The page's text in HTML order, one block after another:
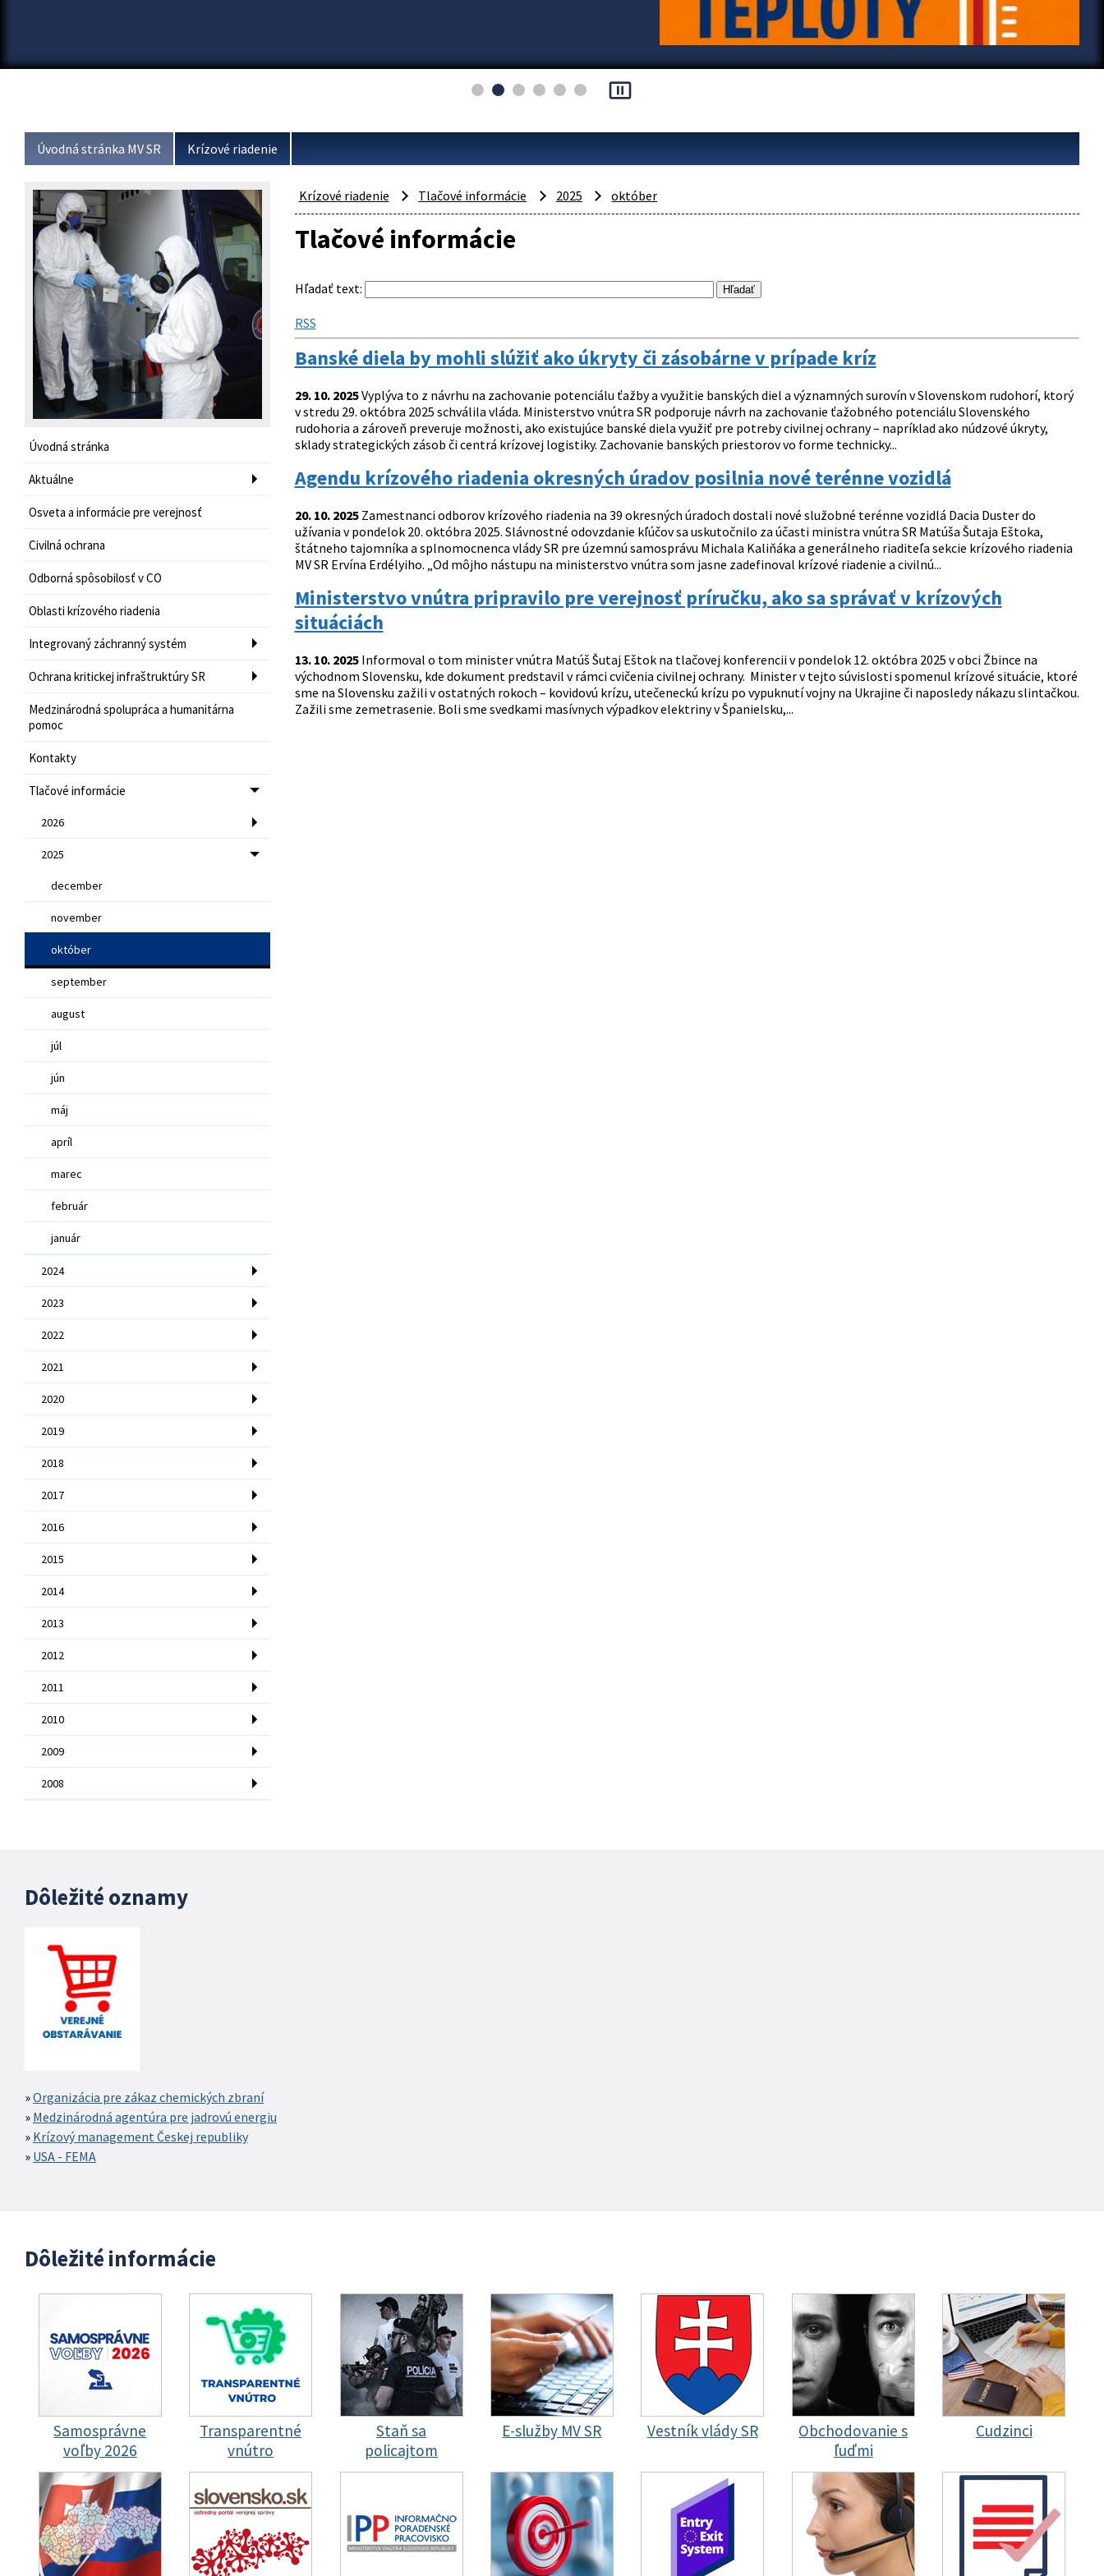
pause_presentation
Úvodná stránka MV SR Krízové riadenie
Úvodná stránka
Aktuálne
Osveta a informácie pre verejnosť
Civilná ochrana
Odborná spôsobilosť v CO
Oblasti krízového riadenia
Integrovaný záchranný systém
Ochrana kritickej infraštruktúry SR
Medzinárodná spolupráca a humanitárna
pomoc
Kontakty
Tlačové informácie
2026
2025
december
november
október
september
august
júl
jún
máj
apríl
marec
február
január
2024
2023
2022
2021
2020
2019
2018
2017
2016
2015
2014
2013
2012
2011
2010
2009
2008
Krízové riadenie Tlačové informácie 2025 október
Tlačové informácie
Hľadať text:
RSS
Banské diela by mohli slúžiť ako úkryty či zásobárne v prípade kríz
29. 10. 2025Vyplýva to z návrhu na zachovanie potenciálu ťažby a využitie banských diel a významných surovín v Slovenskom rudohorí, ktorý
v stredu 29. októbra 2025 schválila vláda. Ministerstvo vnútra SR podporuje návrh na zachovanie ťažobného potenciálu Slovenského
rudohoria a zároveň preveruje možnosti, ako existujúce banské diela využiť pre potreby civilnej ochrany – napríklad ako núdzové úkryty,
sklady strategických zásob či centrá krízovej logistiky. Zachovanie banských priestorov vo forme technicky...
Agendu krízového riadenia okresných úradov posilnia nové terénne vozidlá
20. 10. 2025Zamestnanci odborov krízového riadenia na 39 okresných úradoch dostali nové služobné terénne vozidlá Dacia Duster do
užívania v pondelok 20. októbra 2025. Slávnostné odovzdanie kľúčov sa uskutočnilo za účasti ministra vnútra SR Matúša Šutaja Eštoka,
štátneho tajomníka a splnomocnenca vlády SR pre územnú samosprávu Michala Kaliňáka a generálneho riaditeľa sekcie krízového riadenia
MV SR Ervína Erdélyiho. „Od môjho nástupu na ministerstvo vnútra som jasne zadefinoval krízové riadenie a civilnú...
Ministerstvo vnútra pripravilo pre verejnosť príručku, ako sa správať v krízových
situáciách
13. 10. 2025Informoval o tom minister vnútra Matúš Šutaj Eštok na tlačovej konferencii v pondelok 12. októbra 2025 v obci Žbince na
východnom Slovensku, kde dokument predstavil v rámci cvičenia civilnej ochrany. Minister v tejto súvislosti spomenul krízové situácie, ktoré
sme na Slovensku zažili v ostatných rokoch – kovidovú krízu, utečeneckú krízu po vypuknutí vojny na Ukrajine či naposledy nákazu slintačkou.
Zažili sme zemetrasenie. Boli sme svedkami masívnych výpadkov elektriny v Španielsku,...
Dôležité oznamy
Organizácia pre zákaz chemických zbraní
Medzinárodná agentúra pre jadrovú energiu
Krízový management Českej republiky
USA - FEMA
Dôležité informácie
Samosprávne
voľby 2026
Transparentné
vnútro
Staň sa
policajtom
E-služby MV SR Vestník vlády SR
Obchodovanie s
ľuďmi
Cudzinci